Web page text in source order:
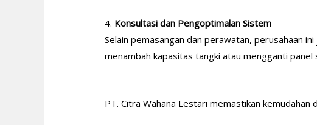
4. Konsultasi dan Pengoptimalan Sistem
Selain pemasangan dan perawatan, perusahaan
menambah kapasitas tangki atau mengganti
PT. Citra Wahana Lestari memastikan kemudahan